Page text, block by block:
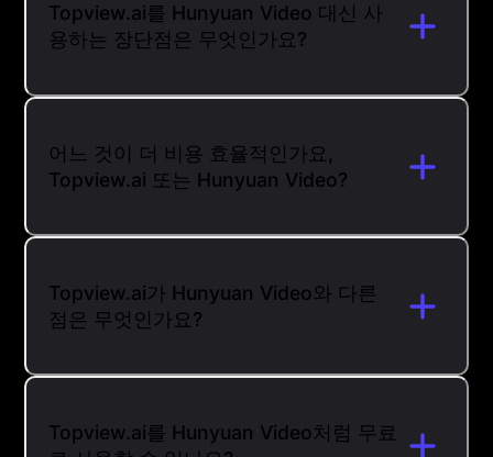
Topview.ai를 Hunyuan Video 대신 사
용하는 장단점은 무엇인가요?
어느 것이 더 비용 효율적인가요,
Topview.ai 또는 Hunyuan Video?
Topview.ai가 Hunyuan Video와 다른
점은 무엇인가요?
Topview.ai를 Hunyuan Video처럼 무료